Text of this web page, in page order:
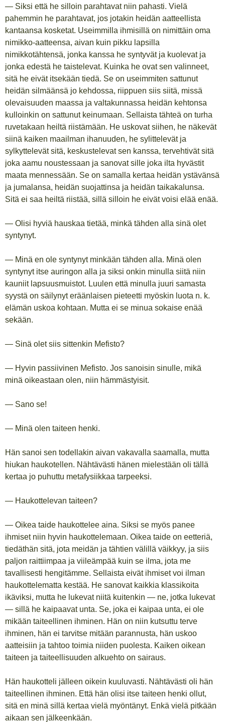
— Siksi että he silloin parahtavat niin pahasti. Vielä
pahemmin he parahtavat, jos jotakin heidän aatteellista
kantaansa kosketat. Useimmilla ihmisillä on nimittäin oma
nimikko-aatteensa, aivan kuin pikku lapsilla
nimikkotähtensä, jonka kanssa he syntyvät ja kuolevat ja
jonka edestä he taistelevat. Kuinka he ovat sen valinneet,
sitä he eivät itsekään tiedä. Se on useimmiten sattunut
heidän silmäänsä jo kehdossa, riippuen siis siitä, missä
olevaisuuden maassa ja valtakunnassa heidän kehtonsa
kulloinkin on sattunut keinumaan. Sellaista tähteä on turha
ruvetakaan heiltä riistämään. He uskovat siihen, he näkevät
siinä kaiken maailman ihanuuden, he sylittelevät ja
sylkyttelevät sitä, keskustelevat sen kanssa, tervehtivät sitä
joka aamu noustessaan ja sanovat sille joka ilta hyvästit
maata mennessään. Se on samalla kertaa heidän ystävänsä
ja jumalansa, heidän suojattinsa ja heidän taikakalunsa.
Sitä ei saa heiltä riistää, sillä silloin he eivät voisi elää enää.
— Olisi hyviä hauskaa tietää, minkä tähden alla sinä olet
syntynyt.
— Minä en ole syntynyt minkään tähden alla. Minä olen
syntynyt itse auringon alla ja siksi onkin minulla siitä niin
kauniit lapsuusmuistot. Luulen että minulla juuri samasta
syystä on säilynyt eräänlaisen pieteetti myöskin luota n. k.
elämän uskoa kohtaan. Mutta ei se minua sokaise enää
sekään.
— Sinä olet siis sittenkin Mefisto?
— Hyvin passiivinen Mefisto. Jos sanoisin sinulle, mikä
minä oikeastaan olen, niin hämmästyisit.
— Sano se!
— Minä olen taiteen henki.
Hän sanoi sen todellakin aivan vakavalla saamalla, mutta
hiukan haukotellen. Nähtävästi hänen mielestään oli tällä
kertaa jo puhuttu metafysiikkaa tarpeeksi.
— Haukottelevan taiteen?
— Oikea taide haukottelee aina. Siksi se myös panee
ihmiset niin hyvin haukottelemaan. Oikea taide on eetteriä,
tiedäthän sitä, jota meidän ja tähtien välillä väikkyy, ja siis
paljon raittiimpaa ja viileämpää kuin se ilma, jota me
tavallisesti hengitämme. Sellaista eivät ihmiset voi ilman
haukottelematta kestää. He sanovat kaikkia klassikoita
ikäviksi, mutta he lukevat niitä kuitenkin — ne, jotka lukevat
— sillä he kaipaavat unta. Se, joka ei kaipaa unta, ei ole
mikään taiteellinen ihminen. Hän on niin kutsuttu terve
ihminen, hän ei tarvitse mitään parannusta, hän uskoo
aatteisiin ja tahtoo toimia niiden puolesta. Kaiken oikean
taiteen ja taiteellisuuden alkuehto on sairaus.
Hän haukotteli jälleen oikein kuuluvasti. Nähtävästi oli hän
taiteellinen ihminen. Että hän olisi itse taiteen henki ollut,
sitä en minä sillä kertaa vielä myöntänyt. Enkä vielä pitkään
aikaan sen jälkeenkään.